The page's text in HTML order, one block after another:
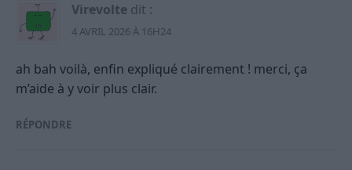
Virevolte dit :
4 AVRIL 2026 À 16H24
ah bah voilà, enfin expliqué clairement ! merci, ça
m’aide à y voir plus clair.
RÉPONDRE